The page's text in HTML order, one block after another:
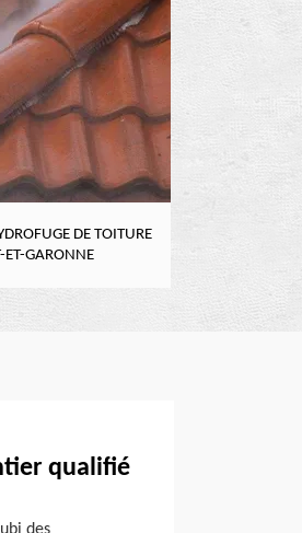
DE TOITURE
ET-GARONNE
qualifié